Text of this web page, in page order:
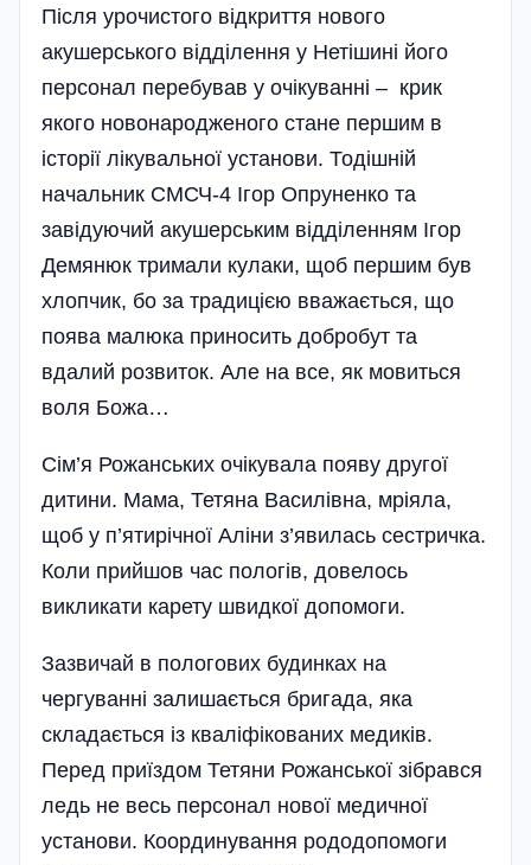
Після урочистого відкриття нового
акушерського відділення у Нетішині його
персонал перебував у очікуванні – крик
якого новонародженого стане першим в
історії лікувальної установи. Тодішній
начальник СМСЧ-4 Ігор Опруненко та
завідуючий акушерським відділенням Ігор
Демянюк тримали кулаки, щоб першим був
хлопчик, бо за традицією вважається, що
поява малюка приносить добробут та
вдалий розвиток. Але на все, як мовиться
воля Божа…
Сім’я Рожанських очікувала появу другої
дитини. Мама, Тетяна Василівна, мріяла,
щоб у п’ятирічної Аліни з’явилась сестричка.
Коли прийшов час пологів, довелось
викликати карету швидкої допомоги.
Зазвичай в пологових будинках на
чергуванні залишається бригада, яка
складається із кваліфікованих медиків.
Перед приїздом Тетяни Рожанської зібрався
ледь не весь персонал нової медичної
установи. Координування рододопомоги